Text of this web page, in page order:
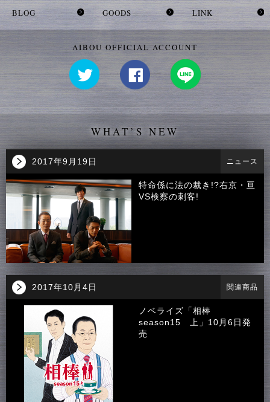
BLOG GOODS LINK
AIBOU OFFICIAL ACCOUNT
WHAT’S NEW
2017年9月19日 ニュース
特命係に法の裁き!?右京・亘
VS検察の刺客!
2017年10月4日 関連商品
ノベライズ「相棒
season15 上」10月6日発
売